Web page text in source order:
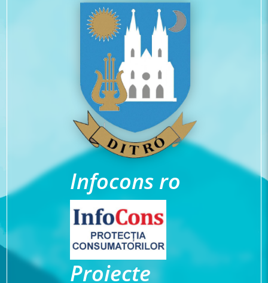
Infocons ro
Proiecte